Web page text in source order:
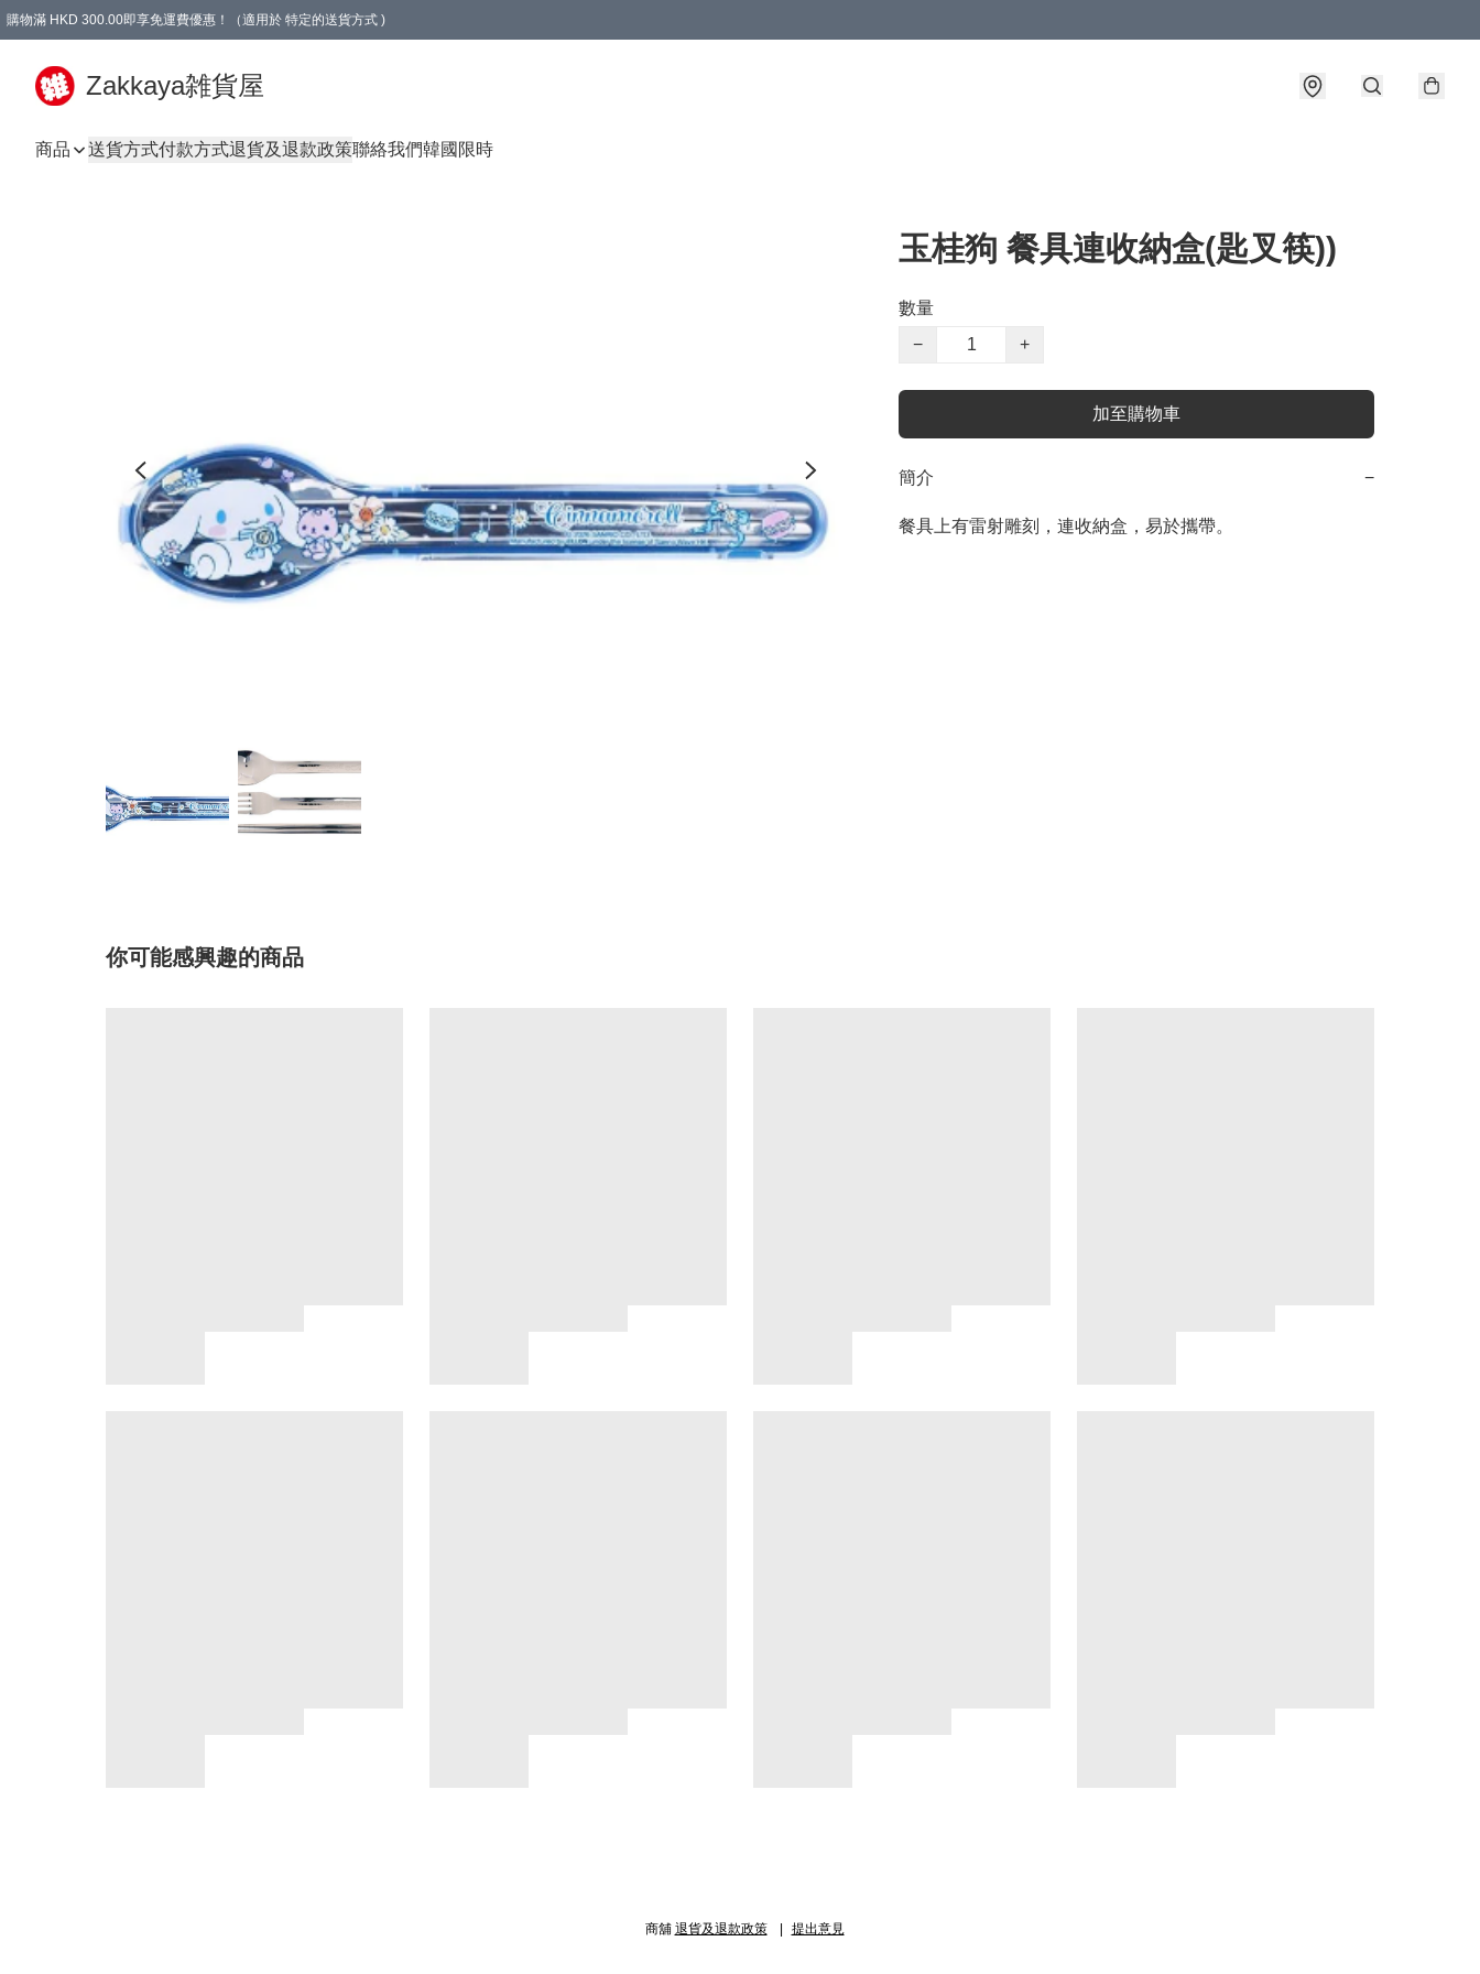
購物滿 HKD 300.00即享免運費優惠！（適用於 特定的送貨方式 )
Zakkaya雑貨屋
商品 送貨方式付款方式退貨及退款政策聯絡我們韓國限時
玉桂狗 餐具連收納盒(匙叉筷))
數量
−
+
加至購物車
簡介 −
餐具上有雷射雕刻，連收納盒，易於攜帶。
你可能感興趣的商品
商舖 退貨及退款政策 提出意見